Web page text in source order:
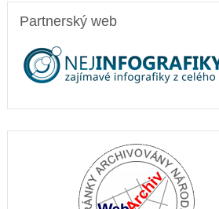
Partnerský web